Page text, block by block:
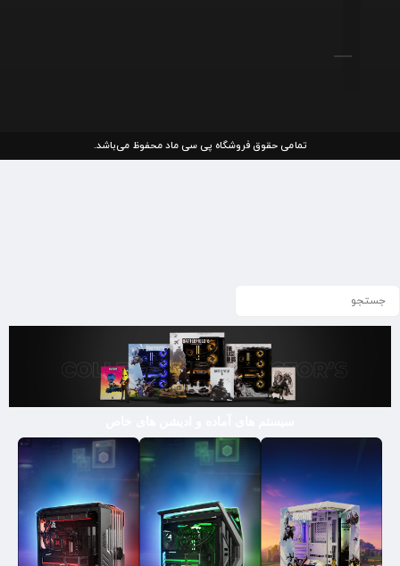
تمامی حقوق فروشگاه پی سی ماد محفوظ می‌باشد.